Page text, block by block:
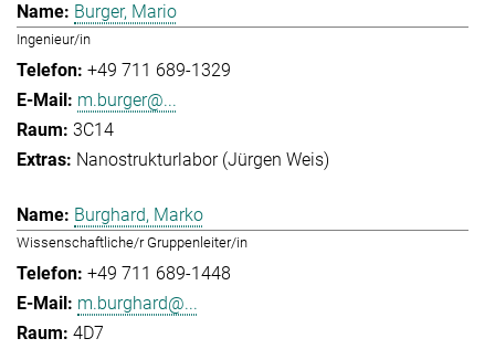
Burger, Mario
Ingenieur/in
+49 711 689-1329
m.burger@...
3C14
Nanostrukturlabor (Jürgen Weis)
Burghard, Marko
Wissenschaftliche/r Gruppenleiter/in
+49 711 689-1448
m.burghard@...
4D7